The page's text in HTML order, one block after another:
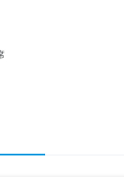
スタッフ
払いOK